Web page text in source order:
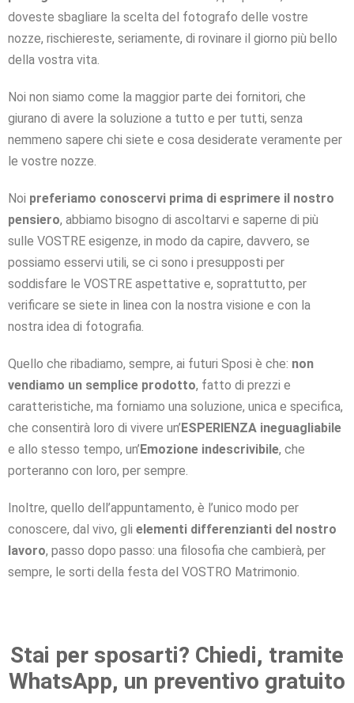
doveste sbagliare la scelta del fotografo delle vostre
nozze, rischiereste, seriamente, di rovinare il giorno più bello
della vostra vita.
Noi non siamo come la maggior parte dei fornitori, che
giurano di avere la soluzione a tutto e per tutti, senza
nemmeno sapere chi siete e cosa desiderate veramente per
le vostre nozze.
Noi preferiamo conoscervi prima di esprimere il nostro
pensiero, abbiamo bisogno di ascoltarvi e saperne di più
sulle VOSTRE esigenze, in modo da capire, davvero, se
possiamo esservi utili, se ci sono i presupposti per
soddisfare le VOSTRE aspettative e, soprattutto, per
verificare se siete in linea con la nostra visione e con la
nostra idea di fotografia.
Quello che ribadiamo, sempre, ai futuri Sposi è che: non
vendiamo un semplice prodotto, fatto di prezzi e
caratteristiche, ma forniamo una soluzione, unica e specifica,
che consentirà loro di vivere un’ ESPERIENZA ineguagliabile
e allo stesso tempo, un’ Emozione indescrivibile, che
porteranno con loro, per sempre.
Inoltre, quello dell’appuntamento, è l’unico modo per
conoscere, dal vivo, gli elementi differenzianti del nostro
lavoro, passo dopo passo: una filosofia che cambierà, per
sempre, le sorti della festa del VOSTRO Matrimonio.
Stai per sposarti? Chiedi, tramite
WhatsApp, un preventivo gratuito